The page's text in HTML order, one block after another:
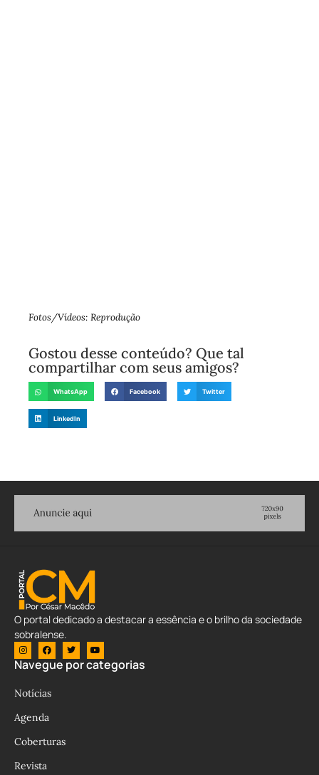
Fotos/Vídeos: Reprodução
Gostou desse conteúdo? Que tal
compartilhar com seus amigos?
WhatsApp Facebook Twitter
LinkedIn
O portal dedicado a destacar a essência e o brilho da sociedade
sobralense.
Navegue por categorias
Notícias
Agenda
Coberturas
Revista